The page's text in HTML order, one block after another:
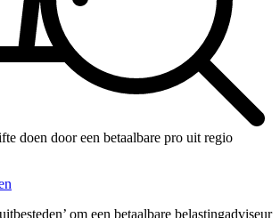
doen door een betaalbare pro uit regio
om een betaalbare belastingadviseur